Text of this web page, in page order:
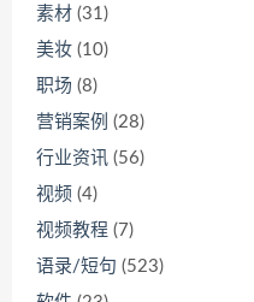
素材 (31)
美妆 (10)
职场 (8)
营销案例 (28)
行业资讯 (56)
视频 (4)
视频教程 (7)
语录/短句 (523)